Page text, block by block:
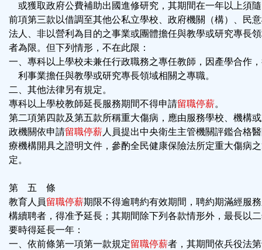
或獲取政府公費補助出國進修研究，其期間在一年以上須
前項第三款以借調至其他公私立學校、政府機關（構）、民
法人、非以營利為目的之事業或團體擔任與教學或研究專長
者為限。但下列情形，不在此限：
一、專科以上學校未兼任行政職務之專任教師，因產學合作
利事業擔任與教學或研究專長領域相關之專職。
二、其他法律另有規定。
專科以上學校教師延長服務期間不得申請留職停薪。
第二項第四款及第五款所稱重大傷病，應由服務學校、機構
政機關依申請留職停薪人員提出中央衛生主管機關評鑑合格
療機構開具之證明文件，參酌全民健康保險法所定重大傷病
定。
第 五 條
教育人員留職停薪期限不得逾聘約有效期間，聘約期滿經服
構續聘者，得准予延長；其期間除下列各款情形外，最長以
要時得延長一年：
一、依前條第一項第一款規定留職停薪者，其期間依兵役法